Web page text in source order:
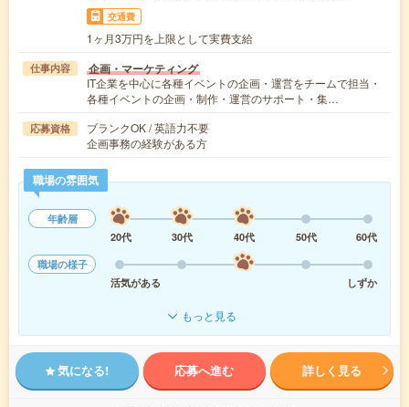
交通費
1ヶ月3万円を上限として実費支給
仕事内容 企画・マーケティング
IT企業を中心に各種イベントの企画・運営をチームで担当・
各種イベントの企画・制作・運営のサポート・集…
応募資格
ブランクOK / 英語力不要
企画事務の経験がある方
職場の雰囲気
年齢層
20代
30代 40代 50代
60代
職場の様子
活気がある
しずか
もっと見る
気になる! 応募へ進む 詳しく見る